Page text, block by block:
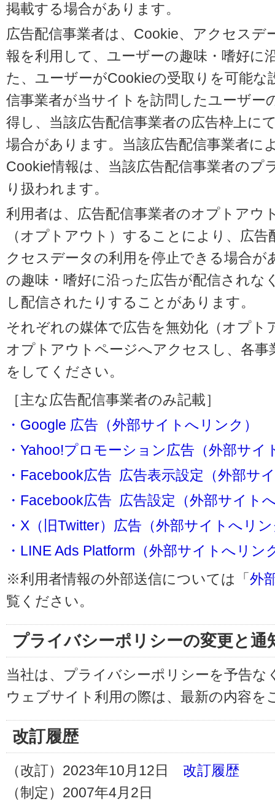
掲載する場合があります。
広告配信事業者は、Cookie、アクセスデ
報を利用して、ユーザーの趣味・嗜好に
た、ユーザーがCookieの受取りを可能
信事業者が当サイトを訪問したユーザー
得し、当該広告配信事業者の広告枠上に
場合があります。当該広告配信事業者に
Cookie情報は、当該広告配信事業者のプ
り扱われます。
利用者は、広告配信事業者のオプトアウ
（オプトアウト）することにより、広
クセスデータの利用を停止できる場合が
の趣味・嗜好に沿った広告が配信されな
し配信されたりすることがあります。
それぞれの媒体で広告を無効化（オプト
オプトアウトページへアクセスし、各
をしてください。
［主な広告配信事業者のみ記載］
・Google 広告（外部サイトへリンク）
・Yahoo!プロモーション広告（外部サイ
・Facebook広告 広告表示設定（外部サ
・Facebook広告 広告設定（外部サイト
・X（旧Twitter）広告（外部サイトへリ
・LINE Ads Platform（外部サイトへリン
※利用者情報の外部送信については「外
覧ください。
プライバシーポリシーの変更と通
当社は、プライバシーポリシーを予告
ウェブサイト利用の際は、最新の内容を
改訂履歴
（改訂）2023年10月12日 改訂履歴
（制定）2007年4月2日